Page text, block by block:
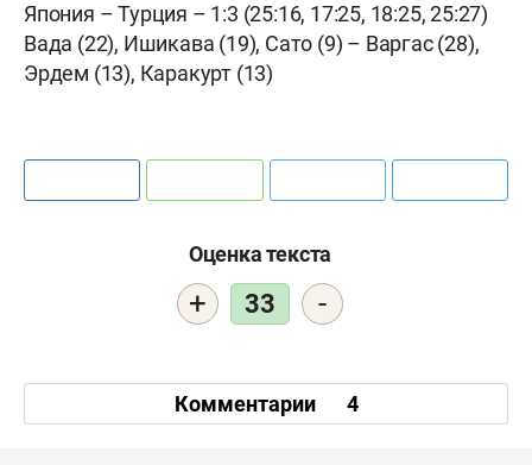
Япония – Турция – 1:3 (25:16, 17:25, 18:25, 25:27)
Вада (22), Ишикава (19), Сато (9) – Варгас (28),
Эрдем (13), Каракурт (13)
Оценка текста
+ 33 -
Комментарии 4